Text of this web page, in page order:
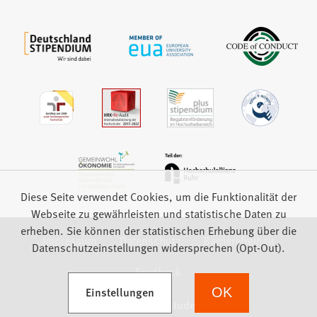
Impressum Datenschutz
Barrierefreiheit
Feedback
Diese Seite verwendet Cookies, um die Funktionalität der
Webseite zu gewährleisten und statistische Daten zu
erheben. Sie können der statistischen Erhebung über die
Datenschutzeinstellungen widersprechen (Opt-Out).
Einstellungen
(Öffnet in einem neuen Tab) OK